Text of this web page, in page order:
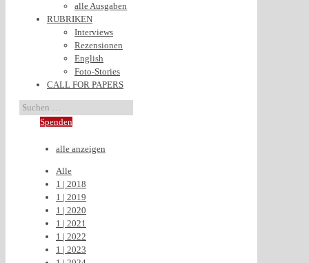
alle Ausgaben
RUBRIKEN
Interviews
Rezensionen
English
Foto-Stories
CALL FOR PAPERS
Spenden
alle anzeigen
Alle
1 | 2018
1 | 2019
1 | 2020
1 | 2021
1 | 2022
1 | 2023